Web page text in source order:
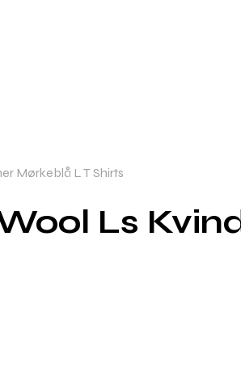
Mørkeblå L T Shirts
Ls